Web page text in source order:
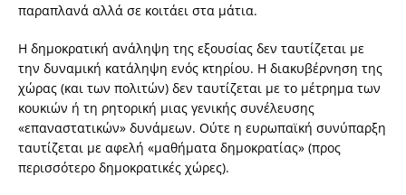
παραπλανά αλλά σε κοιτάει στα μάτια.
Η δημοκρατική ανάληψη της εξουσίας δεν ταυτίζεται με
την δυναμική κατάληψη ενός κτηρίου. Η διακυβέρνηση της
χώρας (και των πολιτών) δεν ταυτίζεται με το μέτρημα των
κουκιών ή τη ρητορική μιας γενικής συνέλευσης
«επαναστατικών» δυνάμεων. Ούτε η ευρωπαϊκή συνύπαρξη
ταυτίζεται με αφελή «μαθήματα δημοκρατίας» (προς
περισσότερο δημοκρατικές χώρες).